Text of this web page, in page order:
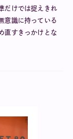
だけでは捉えきれ
意識に持っている
直すきっかけとな